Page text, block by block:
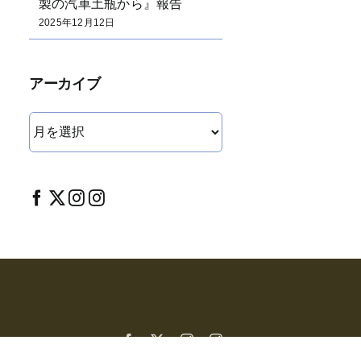
製の汽車土瓶から』報告
2025年12月12日
アーカイブ
イ
ブ
Facebook
X InstagramInstagram